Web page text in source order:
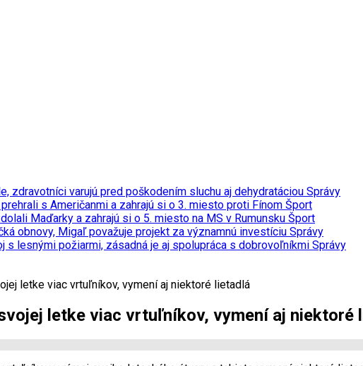
zdravotníci varujú pred poškodením sluchu aj dehydratáciou Správy
s Američanmi a zahrajú si o 3. miesto proti Fínom Šport
Maďarky a zahrajú si o 5. miesto na MS v Rumunsku Šport
obnovy, Migaľ považuje projekt za významnú investíciu Správy
s lesnými požiarmi, zásadná je aj spolupráca s dobrovoľníkmi Správy
letke viac vrtuľníkov, vymení aj niektoré lietadlá
letke viac vrtuľníkov, vymení aj niektoré